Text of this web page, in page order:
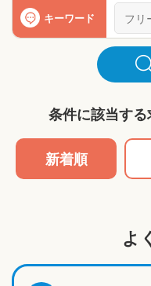
キーワード
条件に該当する
新着順
よ